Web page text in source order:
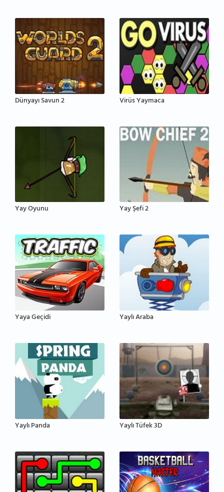
Dünyayı Savun 2 Virüs Yaymaca
Yay Oyunu Yay Şefi 2
Yaya Geçidi Yaylı Araba
Yaylı Panda Yaylı Tüfek 3D